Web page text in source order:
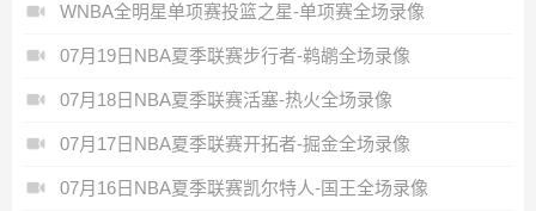
WNBA全明星单项赛投篮之星-单项赛全场录像
07月19日NBA夏季联赛步行者-鹈鹕全场录像
07月18日NBA夏季联赛活塞-热火全场录像
07月17日NBA夏季联赛开拓者-掘金全场录像
07月16日NBA夏季联赛凯尔特人-国王全场录像